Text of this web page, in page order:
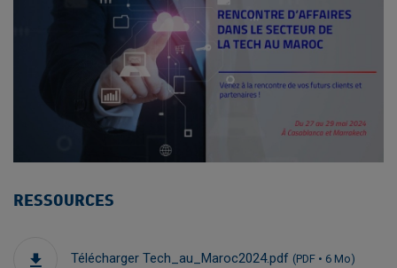
RESSOURCES
Télécharger Tech_au_Maroc2024.pdf (PDF • 6 Mo)